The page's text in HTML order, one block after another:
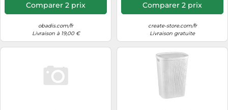
Comparer 2 prix
obadis.com/fr
Livraison à 19,00 €
Comparer 2 prix
create-store.com/fr
Livraison gratuite